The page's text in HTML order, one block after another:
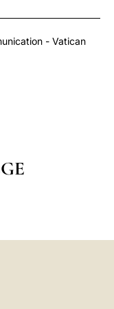
- Vatican